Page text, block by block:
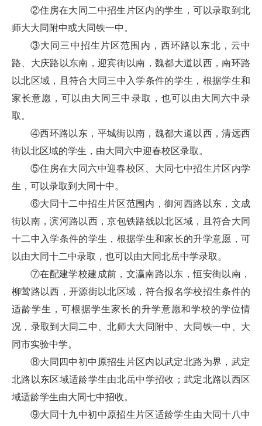
②住房在大同二中招生片区内的学生，可以录取到北
师大大同附中或大同铁一中。
③大同三中招生片区范围内，西环路以东北，云中
路、大庆路以东南，迎宾街以南，魏都大道以西，南环路
以北区域，且符合大同三中入学条件的学生，根据学生和
家长意愿，可以由大同三中录取，也可以由大同六中录
取。
④西环路以东，平城街以南，魏都大道以西，清远西
街以北区域的学生，由大同六中迎春校区录取。
⑤住房在大同六中迎春校区、大同七中招生片区内学
生，可以录取到大同十中。
⑥大同十二中招生片区范围内，御河西路以东，文成
街以南，滨河路以西，京包铁路线以北区域，且符合大同
十二中入学条件的学生，根据学生和家长的升学意愿，可
以由大同十二中录取，也可以由大同北岳中学录取。
⑦在配建学校建成前，文瀛南路以东，恒安街以南，
柳莺路以西，开源街以北区域，符合报名学校招生条件的
适龄学生，可根据学生家长的升学意愿和学校的学位情
况，录取到大同二中、北师大大同附中、大同铁一中、大
同市实验中学。
⑧大同四中初中原招生片区内以武定北路为界，武定
北路以东区域适龄学生由北岳中学招收；武定北路以西区
域适龄学生由大同七中招收。
⑨大同十九中初中原招生片区适龄学生由大同十八中